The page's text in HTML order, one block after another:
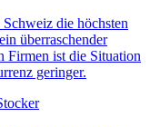
die höchsten
überraschender
Firmen ist die Situation
geringer.